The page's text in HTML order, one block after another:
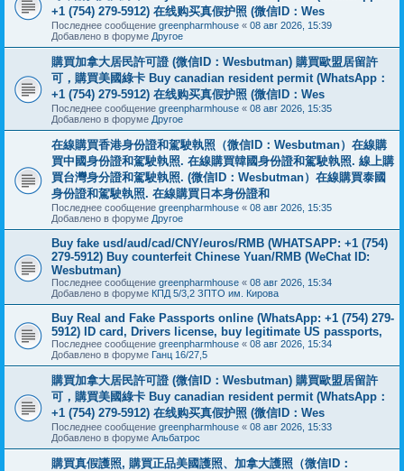
+1 (754) 279-5912) 在线购买真假护照 (微信ID：Wes
Последнее сообщение greenpharmhouse « 08 авг 2026, 15:39
Добавлено в форуме Другое
購買加拿大居民許可證 (微信ID：Wesbutman) 購買歐盟居留許
可，購買美國綠卡 Buy canadian resident permit (WhatsApp：
+1 (754) 279-5912) 在线购买真假护照 (微信ID：Wes
Последнее сообщение greenpharmhouse « 08 авг 2026, 15:35
Добавлено в форуме Другое
在線購買香港身份證和駕駛執照（微信ID：Wesbutman）在線購
買中國身份證和駕駛執照. 在線購買韓國身份證和駕駛執照. 線上購
買台灣身分證和駕駛執照. (微信ID：Wesbutman）在線購買泰國
身份證和駕駛執照. 在線購買日本身份證和
Последнее сообщение greenpharmhouse « 08 авг 2026, 15:35
Добавлено в форуме Другое
Buy fake usd/aud/cad/CNY/euros/RMB (WHATSAPP: +1 (754)
279-5912) Buy counterfeit Chinese Yuan/RMB (WeChat ID:
Wesbutman)
Последнее сообщение greenpharmhouse « 08 авг 2026, 15:34
Добавлено в форуме КПД 5/3,2 ЗПТО им. Кирова
Buy Real and Fake Passports online (WhatsApp: +1 (754) 279-
5912) ID card, Drivers license, buy legitimate US passports,
Последнее сообщение greenpharmhouse « 08 авг 2026, 15:34
Добавлено в форуме Ганц 16/27,5
購買加拿大居民許可證 (微信ID：Wesbutman) 購買歐盟居留許
可，購買美國綠卡 Buy canadian resident permit (WhatsApp：
+1 (754) 279-5912) 在线购买真假护照 (微信ID：Wes
Последнее сообщение greenpharmhouse « 08 авг 2026, 15:33
Добавлено в форуме Альбатрос
購買真假護照, 購買正品美國護照、加拿大護照（微信ID：